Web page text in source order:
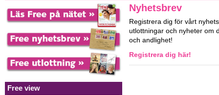
Free view
Nyhetsbrev
Registrera dig för vårt
utlottningar och nyheter om
och andlighet!
Registrera dig här!